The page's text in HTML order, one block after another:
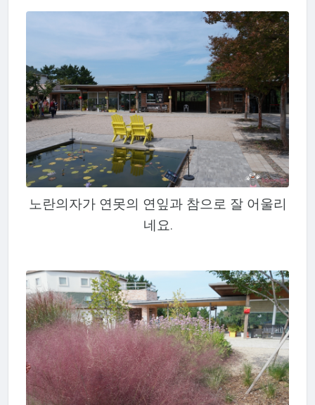
노란의자가 연못의 연잎과 참으로 잘 어울리
네요.